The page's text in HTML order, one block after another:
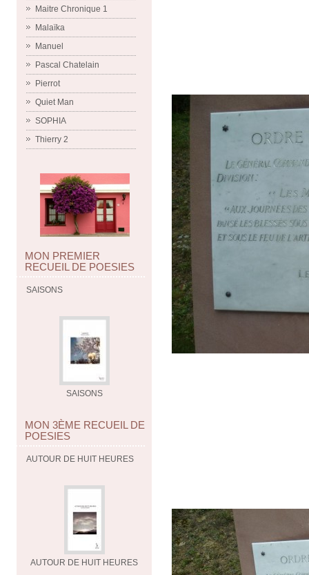
Maitre Chronique 1
Malaïka
Manuel
Pascal Chatelain
Pierrot
Quiet Man
SOPHIA
Thierry 2
MON PREMIER
RECUEIL DE POESIES
SAISONS
SAISONS
MON 3ÈME RECUEIL DE
POESIES
AUTOUR DE HUIT HEURES
AUTOUR DE HUIT HEURES